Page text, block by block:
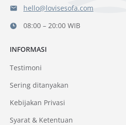
hello@lovisesofa.com
08:00 – 20:00 WIB
INFORMASI
Testimoni
Sering ditanyakan
Kebijakan Privasi
Syarat & Ketentuan